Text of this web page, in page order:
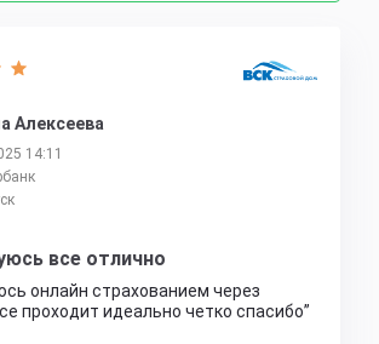
Алексеева
14:11
все отлично
онлайн страхованием через
проходит идеально четко спасибо